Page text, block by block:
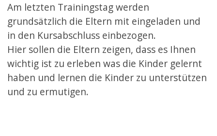
Am letzten Trainingstag werden
grundsätzlich die Eltern mit eingeladen und
in den Kursabschluss einbezogen.
Hier sollen die Eltern zeigen, dass es Ihnen
wichtig ist zu erleben was die Kinder gelernt
haben und lernen die Kinder zu unterstützen
und zu ermutigen.